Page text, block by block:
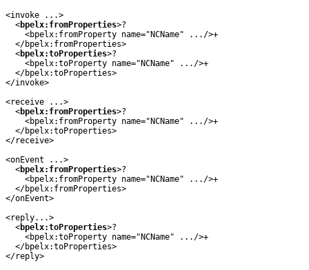
<invoke ...>
  <
bpelx:fromProperties>?
    <bpelx:fromProperty name="NCName" .../>+
  </bpelx:fromProperties>
  <
bpelx:toProperties>?
    <bpelx:toProperty name="NCName" .../>+
  </bpelx:toProperties>
</invoke>
<receive ...>
  <
bpelx:fromProperties>?
    <bpelx:fromProperty name="NCName" .../>+
  </bpelx:toProperties>
</receive>
<onEvent ...>
  <
bpelx:fromProperties>?
    <bpelx:fromProperty name="NCName" .../>+
  </bpelx:fromProperties>
</onEvent>
<reply...>
  <
bpelx:toProperties>?
    <bpelx:toProperty name="NCName" .../>+
  </bpelx:toProperties>
</reply>